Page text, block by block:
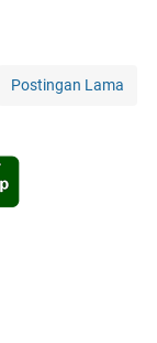
Postingan Lama